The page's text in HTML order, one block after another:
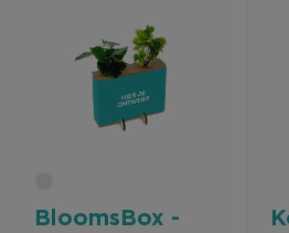
Kerst & Eindejaar
BloomsBox -